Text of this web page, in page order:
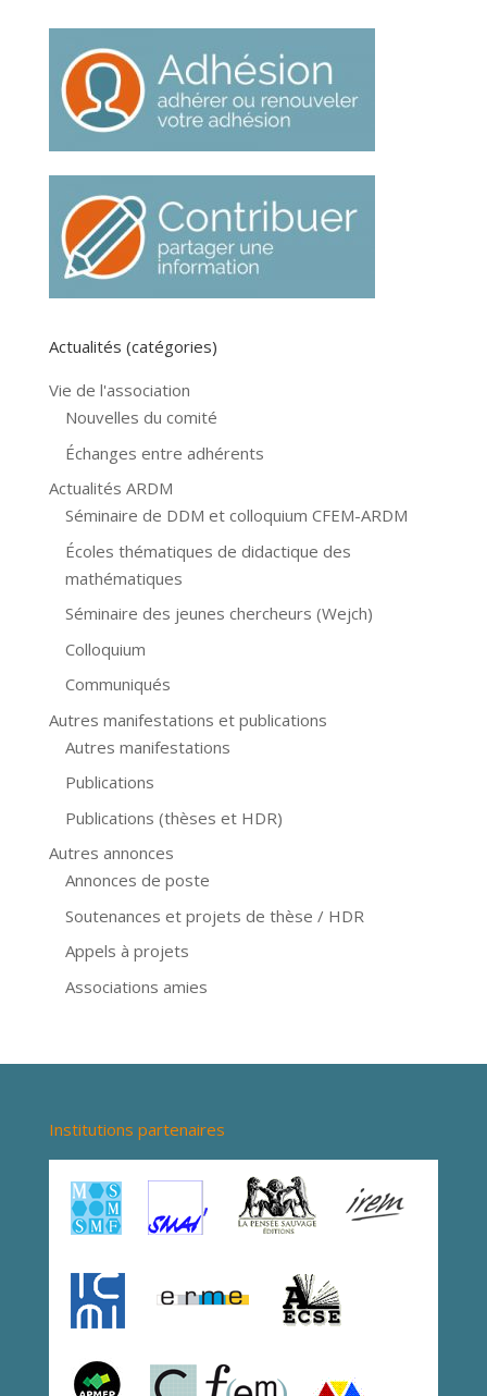
Actualités (catégories)
Vie de l'association
Nouvelles du comité
Échanges entre adhérents
Actualités ARDM
Séminaire de DDM et colloquium CFEM-ARDM
Écoles thématiques de didactique des
mathématiques
Séminaire des jeunes chercheurs (Wejch)
Colloquium
Communiqués
Autres manifestations et publications
Autres manifestations
Publications
Publications (thèses et HDR)
Autres annonces
Annonces de poste
Soutenances et projets de thèse / HDR
Appels à projets
Associations amies
Institutions partenaires